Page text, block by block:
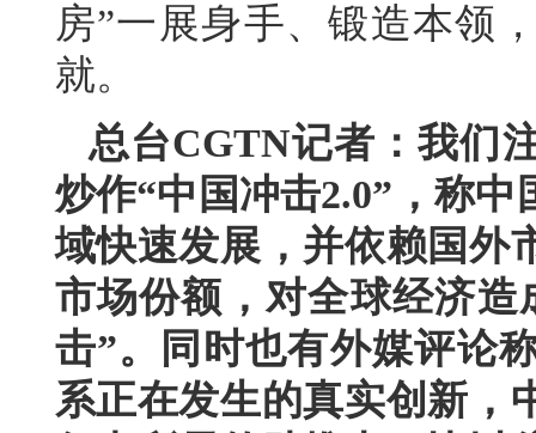
房”一展身手、锻造本领
就。
总台CGTN记者：我们
炒作“中国冲击2.0”，称
域快速发展，并依赖国外
市场份额，对全球经济
击”。同时也有外媒评论
系正在发生的真实创新，